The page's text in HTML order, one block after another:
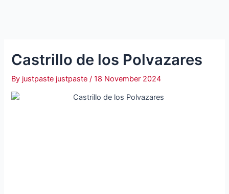
Castrillo de los Polvazares
By justpaste justpaste/18 November 2024